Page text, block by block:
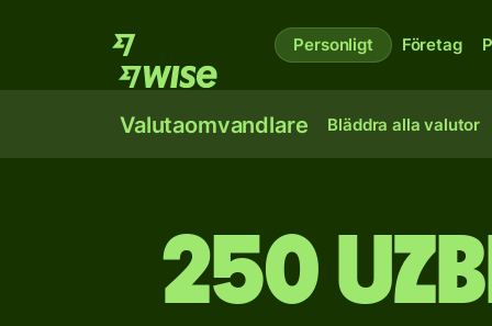
Personligt Företag
Valutaomvandlare Bläddra alla valutor
250